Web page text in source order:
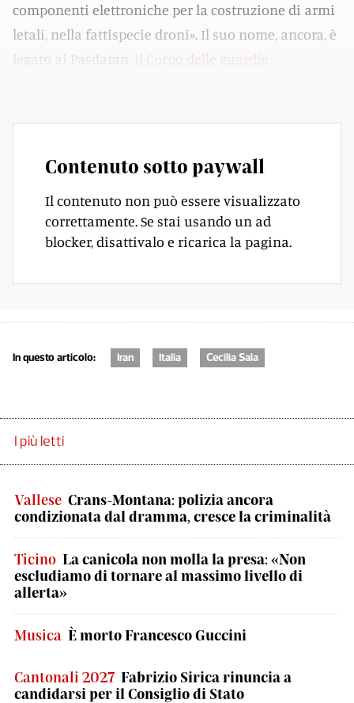
componenti elettroniche per la costruzione di armi
letali, nella fattispecie droni». Il suo nome, ancora, è
legato ai Pasdaran, il Corpo delle guardie
Contenuto sotto paywall
Il contenuto non può essere visualizzato
correttamente. Se stai usando un ad
blocker, disattivalo e ricarica la pagina.
In questo articolo: Iran Italia Cecilia Sala
I più letti
Vallese Crans-Montana: polizia ancora
condizionata dal dramma, cresce la criminalità
Ticino La canicola non molla la presa: «Non
escludiamo di tornare al massimo livello di
allerta»
Musica È morto Francesco Guccini
Cantonali 2027 Fabrizio Sirica rinuncia a
candidarsi per il Consiglio di Stato